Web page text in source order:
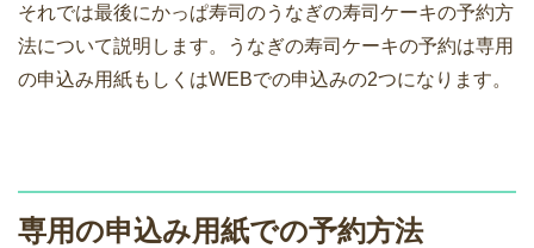
それでは最後にかっぱ寿司のうなぎの寿司ケーキの予約方
法について説明します。うなぎの寿司ケーキの予約は専用
の申込み用紙もしくはWEBでの申込みの2つになります。
専用の申込み用紙での予約方法